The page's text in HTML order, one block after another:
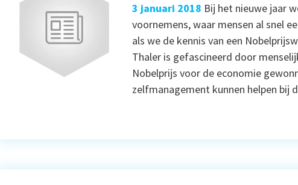
3 januari 2018 Bij het nieuwe jaar
voornemens, waar mensen al snel
als we de kennis van een
Thaler is gefascineerd door
Nobelprijs voor de economie
zelfmanagement kunnen helpen bij